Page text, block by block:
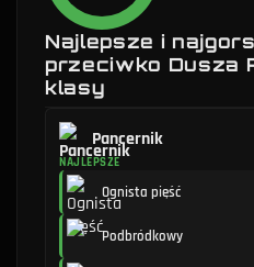
Najlepsze i
przeciwko Dusza
klasy
Pancernik
NAJLEPSZE
Ognista pięść
Podbródkowy